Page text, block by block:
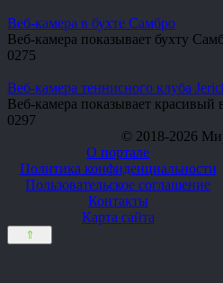
Веб-камера в бухте Самбро
Веб-камера показывает бухту
0275
Веб-камера теннисного клуба
Веб-камера показывает красивый
0297
© 2018-2026
О портале
Политика конфиденциальности
Пользовательское соглашение
Контакты
Карта сайта